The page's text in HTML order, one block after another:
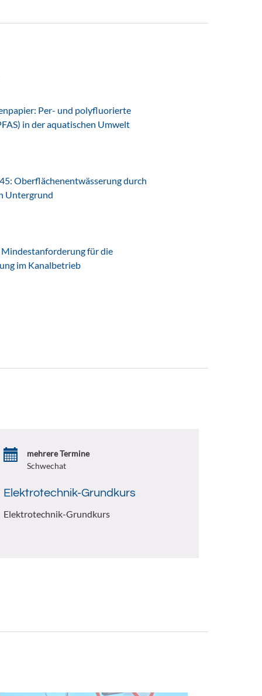
Per- und polyfluorierte
in der aquatischen Umwelt
Oberflächenentwässerung durch
Untergrund
für die
im Kanalbetrieb
mehrere Termine
Schwechat
Elektrotechnik-Grundkurs
Elektrotechnik-Grundkurs